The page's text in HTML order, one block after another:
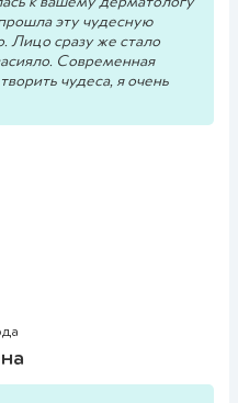
эту чудесную
Лицо сразу же стало
Современная
чудеса, я очень